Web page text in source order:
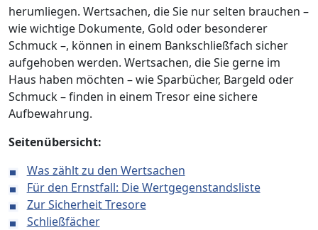
herumliegen. Wertsachen, die Sie nur selten brauchen –
wie wichtige Dokumente, Gold oder besonderer
Schmuck –, können in einem Bankschließfach sicher
aufgehoben werden. Wertsachen, die Sie gerne im
Haus haben möchten – wie Sparbücher, Bargeld oder
Schmuck – finden in einem Tresor eine sichere
Aufbewahrung.
Seitenübersicht:
Was zählt zu den Wertsachen
Für den Ernstfall: Die Wertgegenstandsliste
Zur Sicherheit Tresore
Schließfächer